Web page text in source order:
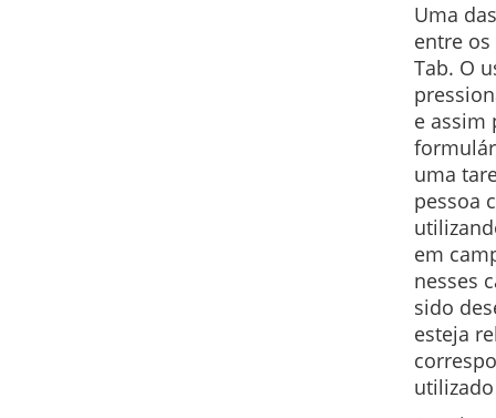
Uma
entre
Tab. O
e assim
uma
pessoa
em
nesses
sido
esteja